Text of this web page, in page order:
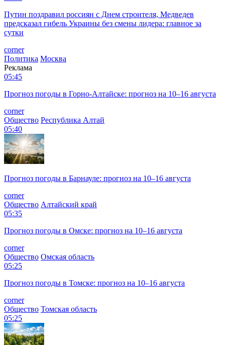
Путин поздравил россиян с Днем строителя, Медведев
предсказал гибель Украины без смены лидера: главное за
сутки
corner
Политика Москва
Реклама
05:45
Прогноз погоды в Горно-Алтайске: прогноз на 10–16 августа
corner
Общество Республика Алтай
05:40
Прогноз погоды в Барнауле: прогноз на 10–16 августа
corner
Общество Алтайский край
05:35
Прогноз погоды в Омске: прогноз на 10–16 августа
corner
Общество Омская область
05:25
Прогноз погоды в Томске: прогноз на 10–16 августа
corner
Общество Томская область
05:25